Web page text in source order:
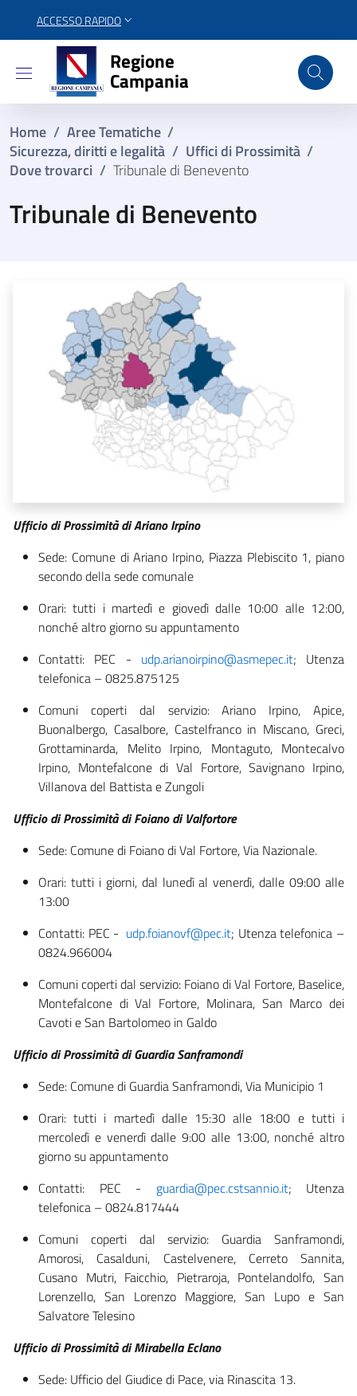
ACCESSO RAPIDO
Regione Campania
Regione
Campania
Home / Aree Tematiche /
Sicurezza, diritti e legalità / Uffici di Prossimità /
Dove trovarci / Tribunale di Benevento
Tribunale di Benevento
Ufficio di Prossimità di Ariano Irpino
Sede: Comune di Ariano Irpino, Piazza Plebiscito 1, piano
secondo della sede comunale
Orari: tutti i martedì e giovedì dalle 10:00 alle 12:00,
nonché altro giorno su appuntamento
Contatti: PEC - udp.arianoirpino@asmepec.it; Utenza
telefonica – 0825.875125
Comuni coperti dal servizio: Ariano Irpino, Apice,
Buonalbergo, Casalbore, Castelfranco in Miscano, Greci,
Grottaminarda, Melito Irpino, Montaguto, Montecalvo
Irpino, Montefalcone di Val Fortore, Savignano Irpino,
Villanova del Battista e Zungoli
Ufficio di Prossimità di Foiano di Valfortore
Sede: Comune di Foiano di Val Fortore, Via Nazionale.
Orari: tutti i giorni, dal lunedì al venerdì, dalle 09:00 alle
13:00
Contatti: PEC - udp.foianovf@pec.it; Utenza telefonica –
0824.966004
Comuni coperti dal servizio: Foiano di Val Fortore, Baselice,
Montefalcone di Val Fortore, Molinara, San Marco dei
Cavoti e San Bartolomeo in Galdo
Ufficio di Prossimità di Guardia Sanframondi
Sede: Comune di Guardia Sanframondi, Via Municipio 1
Orari: tutti i martedì dalle 15:30 alle 18:00 e tutti i
mercoledì e venerdì dalle 9:00 alle 13:00, nonché altro
giorno su appuntamento
Contatti: PEC - guardia@pec.cstsannio.it; Utenza
telefonica – 0824.817444
Comuni coperti dal servizio: Guardia Sanframondi,
Amorosi, Casalduni, Castelvenere, Cerreto Sannita,
Cusano Mutri, Faicchio, Pietraroja, Pontelandolfo, San
Lorenzello, San Lorenzo Maggiore, San Lupo e San
Salvatore Telesino
Ufficio di Prossimità di Mirabella Eclano
Sede: Ufficio del Giudice di Pace, via Rinascita 13.